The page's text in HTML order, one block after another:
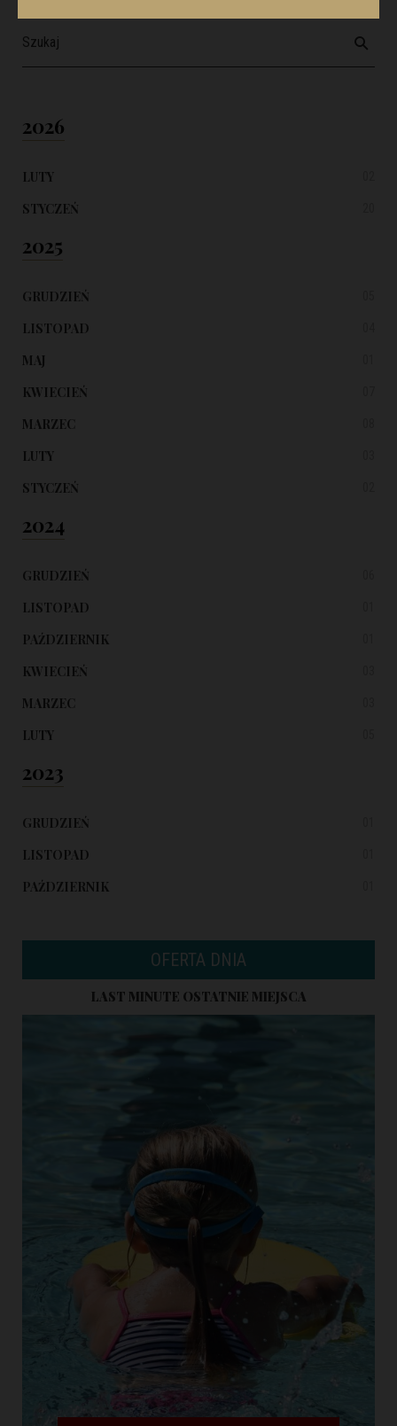
2026
LUTY
STYCZEŃ
2025
GRUDZIEŃ
LISTOPAD
MAJ
KWIECIEŃ
MARZEC
LUTY
STYCZEŃ
2024
GRUDZIEŃ
LISTOPAD
PAŹDZIERNIK
KWIECIEŃ
MARZEC
LUTY
2023
GRUDZIEŃ
LISTOPAD
PAŹDZIERNIK
OFERTA DNIA
LAST MINUTE OSTATNIE MIEJSCA